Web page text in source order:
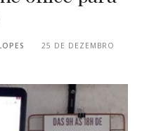
25 DE DEZEMBRO